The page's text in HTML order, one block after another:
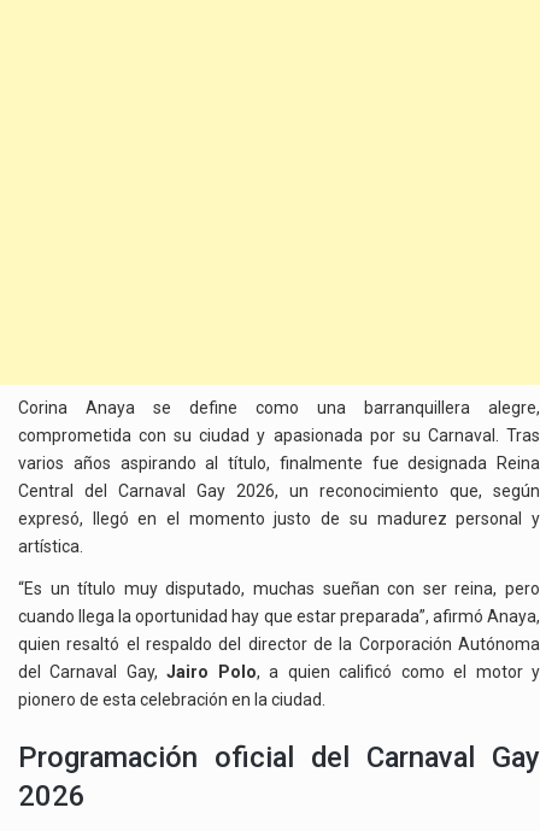
Corina Anaya se define como una barranquillera alegre,
comprometida con su ciudad y apasionada por su Carnaval. Tras
varios años aspirando al título, finalmente fue designada Reina
Central del Carnaval Gay 2026, un reconocimiento que, según
expresó, llegó en el momento justo de su madurez personal y
artística.
“Es un título muy disputado, muchas sueñan con ser reina, pero
cuando llega la oportunidad hay que estar preparada”, afirmó Anaya,
quien resaltó el respaldo del director de la Corporación Autónoma
del Carnaval Gay,Jairo Polo, a quien calificó como el motor y
pionero de esta celebración en la ciudad.
Programación oficial del Carnaval Gay
2026